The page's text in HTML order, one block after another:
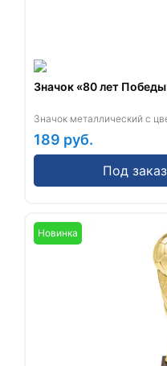
Значок «80 лет
Значок металлический с
189 руб.
Под заказ
Новинка